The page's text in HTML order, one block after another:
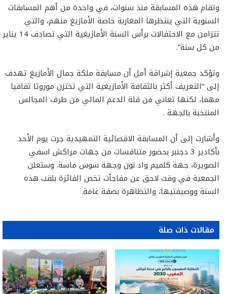
وتقام هذه المسابقة منذ سنوات، في واحدة من أهم المسابقات
السنوية التي ينتظرها المغاربة خاصة الأمازيغ منهم، والتي
تتزامن مع الاحتفالات برأس السنة الأمازيغية التي تصادف 14 يناير
من كل سنة”.
وتؤكد جمعية إشراقة أمل أن مسابقة ملكة جمال الأمازيغ تهدف
إلى “التعريف أكثر بالثقافة الأمازيغية التي تختزن موروثا ثقافيا
مهما، لكنها تعاني من قلة الدعم المالي من طرف المجالس
المنتخبة بالجهة .
وأشارت إلى أن المسابقة الاقصائية التمهيدية جرت يوم الأحد
بأكادير 3 دجنبر بحضور متنافسات من جهات مراكش اسفي
الصويرة، جهة كلميم واد نون وجهة سوس ماسة. وستعلن
الجمعية في وقت لاحق عن مفاجٱت تخص الفائزة بلقب هذه
السنة ووصيفتيها، والتظاهرة بصفة عامة.
مقالات ذات صلة